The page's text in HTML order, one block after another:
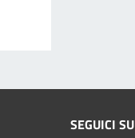
SEGUICI SU